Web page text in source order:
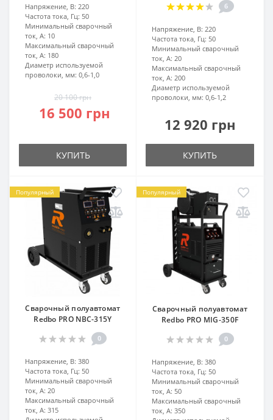
Напряжение, В: 220
Частота тока, Гц: 50
Минимальный сварочный
ток, А: 10
Максимальный сварочный
ток, А: 180
Диаметр используемой
проволоки, мм: 0,6-1,0
20 100 грн
16 500 грн
КУПИТЬ
6
Напряжение, В: 220
Частота тока, Гц: 50
Минимальный сварочный
ток, А: 20
Максимальный сварочный
ток, А: 200
Диаметр используемой
проволоки, мм: 0,6-1,2
12 920 грн
КУПИТЬ
Популярный
Сварочный полуавтомат
Redbo PRO NBC-315Y
0
Напряжение, В: 380
Частота тока, Гц: 50
Минимальный сварочный
ток, А: 20
Максимальный сварочный
ток, А: 315
Популярный
Сварочный полуавтомат
Redbo PRO MIG-350F
0
Напряжение, В: 380
Частота тока, Гц: 50
Минимальный сварочный
ток, А: 50
Максимальный сварочный
ток, А: 350